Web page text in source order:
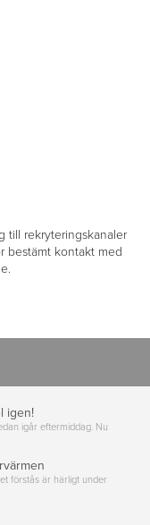
till rekryteringskanaler
bestämt kontakt med
igen!
igår eftermiddag. Nu
förstås är härligt under